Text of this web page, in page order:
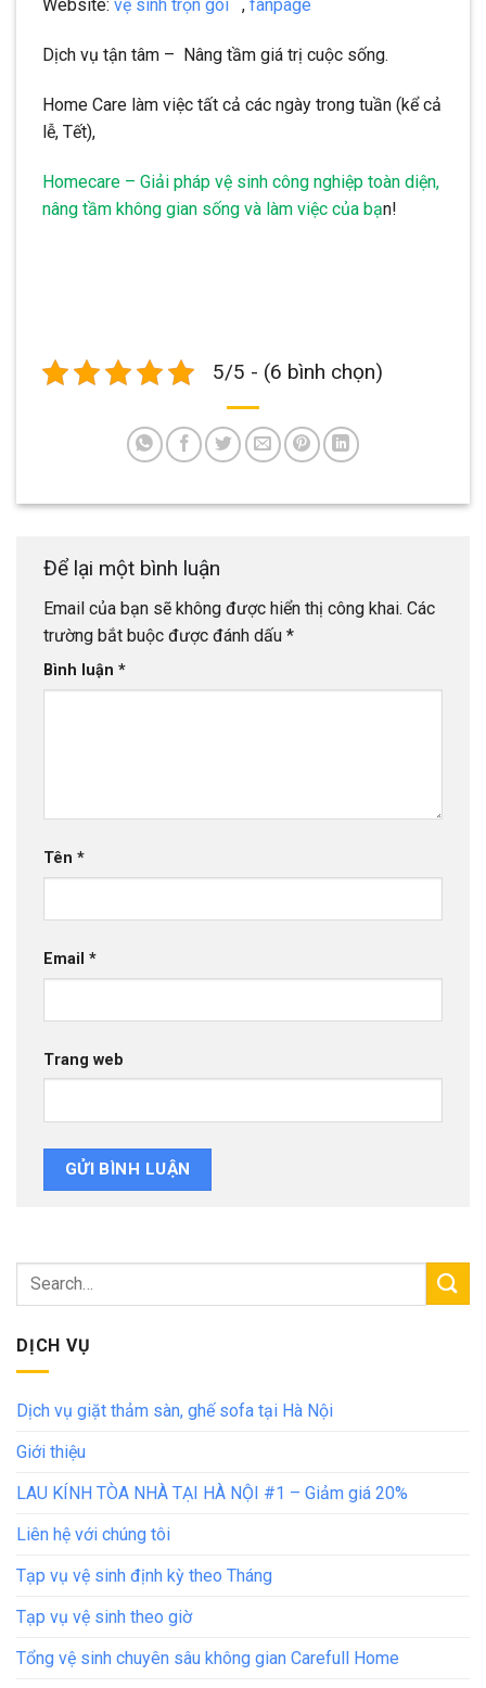
Website: vệ sinh trọn gói , fanpage
Dịch vụ tận tâm – Nâng tầm giá trị cuộc sống.
Home Care làm việc tất cả các ngày trong tuần (kể cả
lễ, Tết),
Homecare – Giải pháp vệ sinh công nghiệp toàn diện,
nâng tầm không gian sống và làm việc của bạn!
5/5 - (6 bình chọn)
Để lại một bình luận
Email của bạn sẽ không được hiển thị công khai. Các
trường bắt buộc được đánh dấu *
Bình luận *
Tên *
Email *
Trang web
DỊCH VỤ
Dịch vụ giặt thảm sàn, ghế sofa tại Hà Nội
Giới thiệu
LAU KÍNH TÒA NHÀ TẠI HÀ NỘI #1 – Giảm giá 20%
Liên hệ với chúng tôi
Tạp vụ vệ sinh định kỳ theo Tháng
Tạp vụ vệ sinh theo giờ
Tổng vệ sinh chuyên sâu không gian Carefull Home